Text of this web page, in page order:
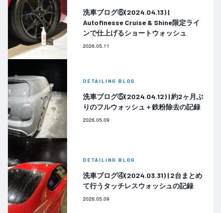
洗車ブログ⑥(2024.04.13) |
Autofinesse Cruise & Shine限定ライ
ンで仕上げるショートウォッシュ
2026.05.11
DETAILING BLOG
洗車ブログ⑤(2024.04.12) | 約2ヶ月ぶ
りのフルウォッシュ＋鉄粉除去の記録
2026.05.09
DETAILING BLOG
洗車ブログ④(2024.03.31) | 2台まとめ
て行うタッチレスウォッシュの記録
2026.05.09